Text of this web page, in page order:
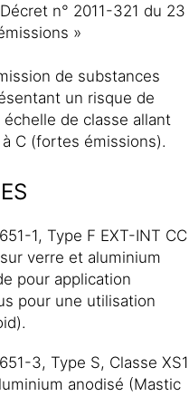
n° 2011-321 du 23
»
de substances
un risque de
de classe allant
C (fortes émissions).
1, Type F EXT-INT CC
verre et aluminium
pour application
pour une utilisation
3, Type S, Classe XS1
anodisé (Mastic